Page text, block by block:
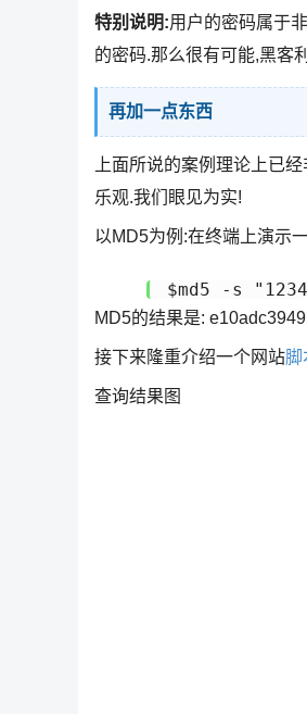
特别说明:用户的密码属于
的密码.那么很有可能,黑客
再加一点东西
上面所说的案例理论上已
乐观.我们眼见为实!
以MD5为例:在终端上演示
$md5 -s
MD5的结果是:
接下来隆重介绍一个网站脚
查询结果图